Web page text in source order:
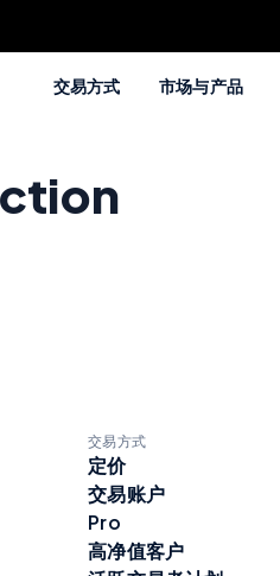
交易方式 市场与产品
交易方式
定价
交易账户
Pro
高净值客户